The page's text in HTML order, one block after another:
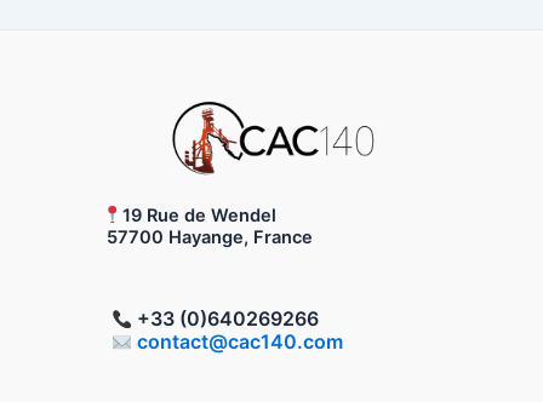
19 Rue de Wendel
57700 Hayange, France
+33 (0)640269266
contact@cac140.com